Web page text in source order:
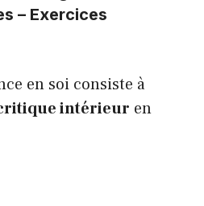
– Exercices
en soi consiste à
intérieur en